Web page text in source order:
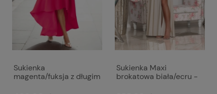
Sukienka
magenta/fuksja z długim
Sukienka Maxi
brokatowa biała/ecru -